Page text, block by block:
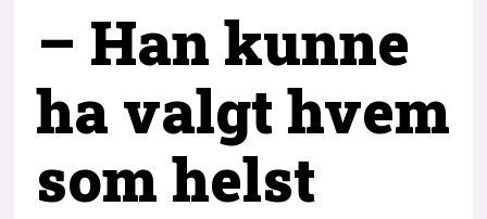
– Han kunne
ha valgt hvem
som helst